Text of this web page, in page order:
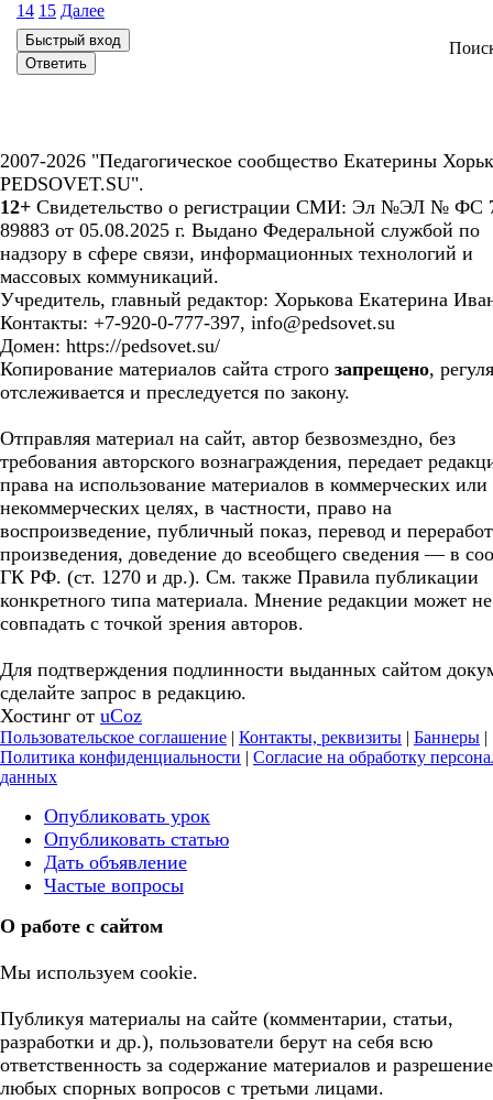
14 15 Далее
2007-2026 "Педагогическое сообщество Екатерины
PEDSOVET.SU".
12+ Свидетельство о регистрации СМИ: Эл №ЭЛ № ФС
89883 от 05.08.2025 г. Выдано Федеральной службой по
надзору в сфере связи, информационных технологий и
массовых коммуникаций.
Учредитель, главный редактор: Хорькова Екатерина
Контакты: +7-920-0-777-397, info@pedsovet.su
Домен: https://pedsovet.su/
Копирование материалов сайта строго запрещено,
отслеживается и преследуется по закону.
Отправляя материал на сайт, автор безвозмездно, без
требования авторского вознаграждения, передает
права на использование материалов в коммерческих или
некоммерческих целях, в частности, право на
воспроизведение, публичный показ, перевод и
произведения, доведение до всеобщего сведения — в
ГК РФ. (ст. 1270 и др.). См. также Правила публикации
конкретного типа материала. Мнение редакции может не
совпадать с точкой зрения авторов.
Для подтверждения подлинности выданных сайтом
сделайте запрос в редакцию.
Хостинг от uCoz
Пользовательское соглашение | Контакты, реквизиты | Баннеры |
Политика конфиденциальности | Согласие на обработку
данных
Опубликовать урок
Опубликовать статью
Дать объявление
Частые вопросы
О работе с сайтом
Мы используем cookie.
Публикуя материалы на сайте (комментарии, статьи,
разработки и др.), пользователи берут на себя всю
ответственность за содержание материалов и разрешение
любых спорных вопросов с третьми лицами.